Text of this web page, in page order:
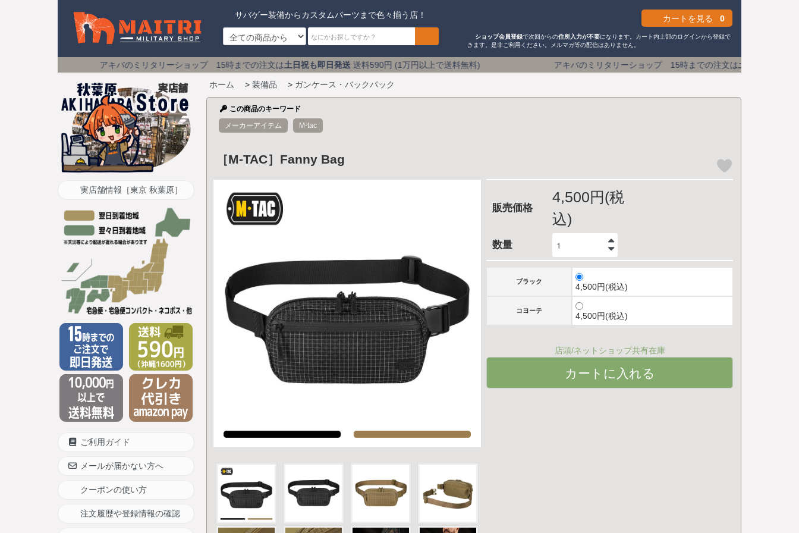
サバゲー装備からカスタムパーツまで色々揃う店！ カートを見る 0
ショップ会員登録で次回からの住所入力が不要になります。カート内上部のログインから登録で
きます。是非ご利用ください。メルマガ等の配信はありません。
アキバのミリタリーショップ 15時までの注文は土日祝も即日発送送料590円 (1万円以上で送料無料) アキバのミリタリーショップ 15時までの注文は土日祝も即日発送送料590円 (1
ホーム > 装備品 > ガンケース・バックパック
この商品のキーワード
メーカーアイテム
M-tac
［M-TAC］Fanny Bag
販売価格
4,500円(税
込)
数量
ブラック
4,500円(税込)
コヨーテ
4,500円(税込)
店頭/ネットショップ共有在庫
実店舗情報［東京 秋葉原］
ご利用ガイド
メールが届かない方へ
クーポンの使い方
注文履歴や登録情報の確認